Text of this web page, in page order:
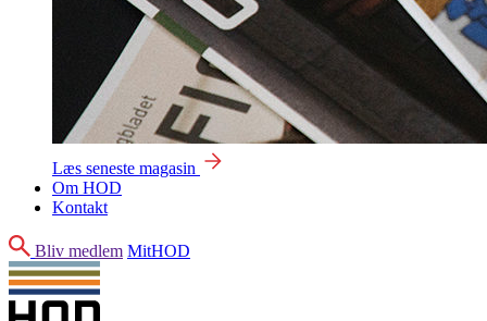
Læs seneste magasin
Om HOD
Kontakt
Søg
Bliv medlem MitHOD